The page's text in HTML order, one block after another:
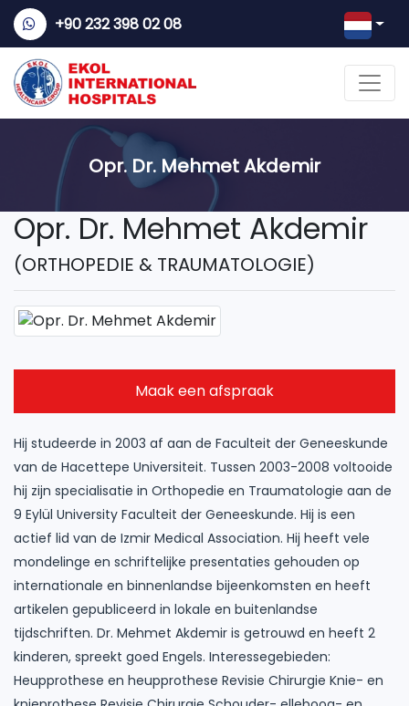
+90 232 398 02 08
Opr. Dr. Mehmet Akdemir
Opr. Dr. Mehmet Akdemir
(ORTHOPEDIE & TRAUMATOLOGIE)
Maak een afspraak
Hij studeerde in 2003 af aan de Faculteit der Geneeskunde
van de Hacettepe Universiteit. Tussen 2003-2008 voltooide
hij zijn specialisatie in Orthopedie en Traumatologie aan de
9 Eylül University Faculteit der Geneeskunde. Hij is een
actief lid van de Izmir Medical Association. Hij heeft vele
mondelinge en schriftelijke presentaties gehouden op
internationale en binnenlandse bijeenkomsten en heeft
artikelen gepubliceerd in lokale en buitenlandse
tijdschriften. Dr. Mehmet Akdemir is getrouwd en heeft 2
kinderen, spreekt goed Engels. Interessegebieden:
Heupprothese en heupprothese Revisie Chirurgie Knie- en